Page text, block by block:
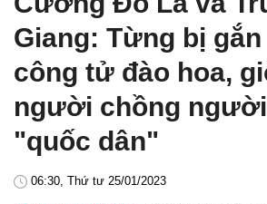
Giang: Từng bị
công tử đào hoa,
người chồng
"quốc dân"
06:30, Thứ tư 25/01/2023